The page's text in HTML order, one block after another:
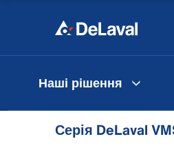
Наші рішення
Серія DeLaval